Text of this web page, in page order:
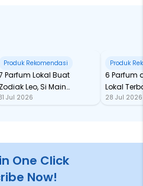
Produk Rekomendasi
Parfum Lokal Buat
Zodiak Leo, Si Main
yang Selalu
Jul 2026
Produk
6 Parfum
Lokal
dari
28 Jul 2026
in One Click
Now!